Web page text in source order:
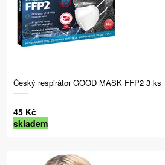
Český respirátor GOOD MASK FFP2 3 ks
45 Kč
skladem